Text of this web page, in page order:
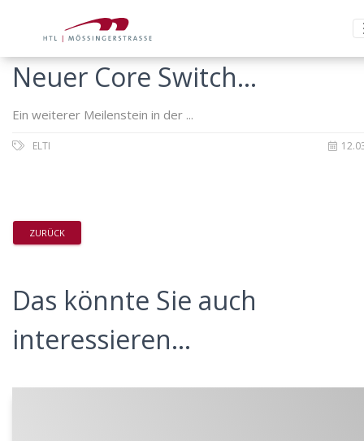
Neuer Core Switch...
Ein weiterer Meilenstein in der ...
ELTI
ZURÜCK
Das könnte Sie auch
interessieren...